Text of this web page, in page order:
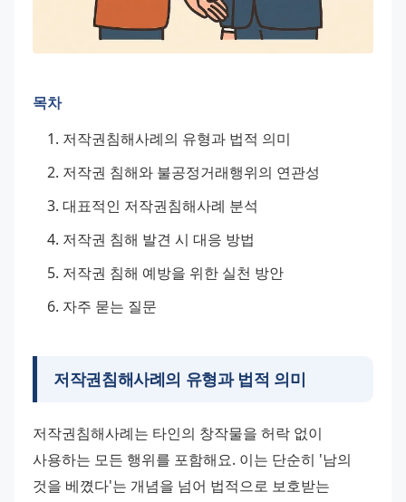
목차
저작권침해사례의 유형과 법적 의미
저작권 침해와 불공정거래행위의 연관성
대표적인 저작권침해사례 분석
저작권 침해 발견 시 대응 방법
저작권 침해 예방을 위한 실천 방안
자주 묻는 질문
저작권침해사례의 유형과 법적 의미
저작권침해사례는 타인의 창작물을 허락 없이
사용하는 모든 행위를 포함해요. 이는 단순히 '남의
것을 베꼈다'는 개념을 넘어 법적으로 보호받는